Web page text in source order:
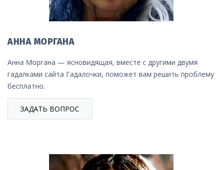
АННА МОРГАНА
Анна Моргана — ясновидящая, вместе с другими двумя
гадалками сайта Гадалочки, поможет вам решить проблему
бесплатно.
ЗАДАТЬ ВОПРОС